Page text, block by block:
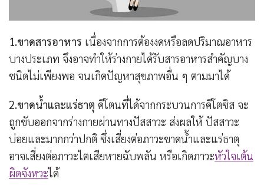
1.ขาดสารอาหาร เนื่องจากการต้องงดหรือลดปริมาณอาหาร
บางประเภท จึงอาจทำให้ร่างกายได้รับสารอาหารสำคัญบาง
ชนิดไม่เพียงพอ จนเกิดปัญหาสุขภาพอื่น ๆ ตามมาได้
2.ขาดน้ำและแร่ธาตุ คีโตนที่ได้จากกระบวนการคีโตซิส จะ
ถูกขับออกจากร่างกายผ่านทางปัสสาวะ ส่งผลให้ ปัสสาวะ
บ่อยและมากกว่าปกติ ซึ่งเสี่ยงต่อภาวะขาดน้ำและแร่ธาตุ
อาจเสี่ยงต่อภาวะไตเสียหายฉับพลัน หรือเกิดภาวะหัวใจเต้น
ผิดจังหวะได้